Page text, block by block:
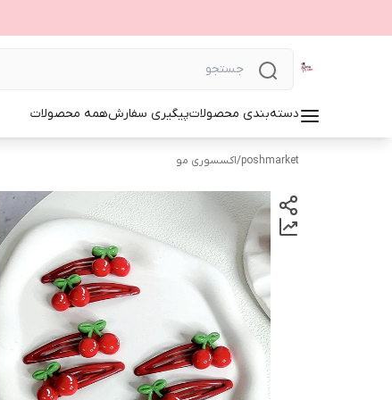
دسته‌بندی محصولاتپیگیری سفارشهمه محصولات
poshmarket
/اکسسوری مو